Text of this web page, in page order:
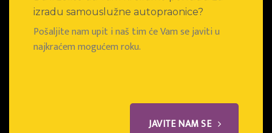
izradu samouslužne autopraonice?
Pošaljite nam upit i naš tim će Vam se javiti u
najkraćem mogućem roku.
JAVITE NAM SE